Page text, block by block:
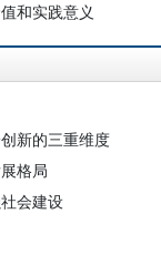
和实践意义
新的三重维度
格局
会建设